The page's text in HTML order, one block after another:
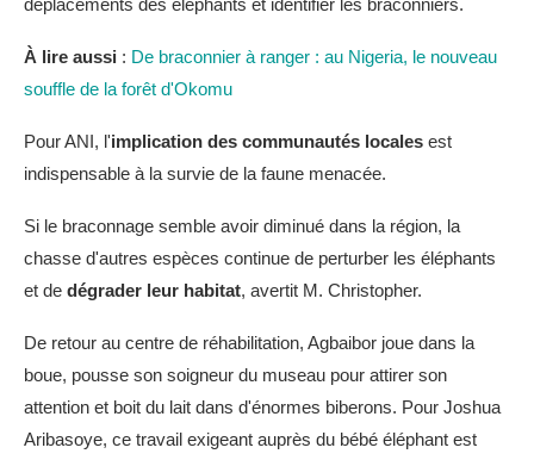
déplacements des éléphants et identifier les braconniers.
À lire aussi : De braconnier à ranger : au Nigeria, le nouveau
souffle de la forêt d'Okomu
Pour ANI, l'implication des communautés locales est
indispensable à la survie de la faune menacée.
Si le braconnage semble avoir diminué dans la région, la
chasse d'autres espèces continue de perturber les éléphants
et de dégrader leur habitat, avertit M. Christopher.
De retour au centre de réhabilitation, Agbaibor joue dans la
boue, pousse son soigneur du museau pour attirer son
attention et boit du lait dans d'énormes biberons. Pour Joshua
Aribasoye, ce travail exigeant auprès du bébé éléphant est